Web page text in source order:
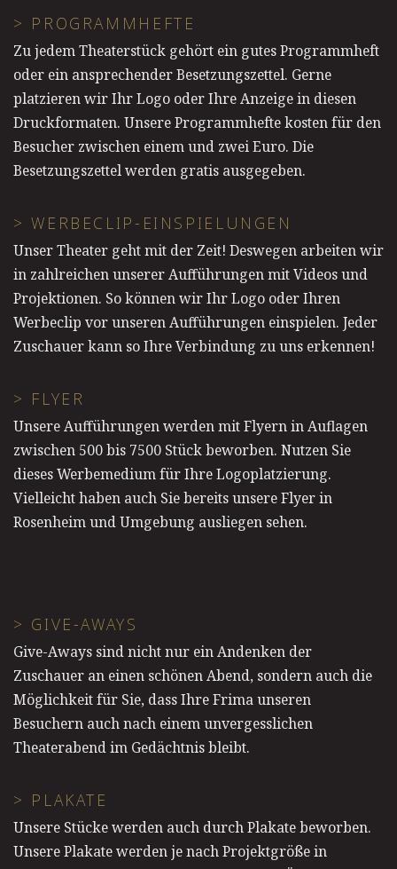
> PROGRAMMHEFTE
Zu jedem Theaterstück gehört ein gutes Programmheft
oder ein ansprechender Besetzungszettel. Gerne
platzieren wir Ihr Logo oder Ihre Anzeige in diesen
Druckformaten. Unsere Programmhefte kosten für den
Besucher zwischen einem und zwei Euro. Die
Besetzungszettel werden gratis ausgegeben.
> WERBECLIP-EINSPIELUNGEN
Unser Theater geht mit der Zeit! Deswegen arbeiten wir
in zahlreichen unserer Aufführungen mit Videos und
Projektionen. So können wir Ihr Logo oder Ihren
Werbeclip vor unseren Aufführungen einspielen. Jeder
Zuschauer kann so Ihre Verbindung zu uns erkennen!
> FLYER
Unsere Aufführungen werden mit Flyern in Auflagen
zwischen 500 bis 7500 Stück beworben. Nutzen Sie
dieses Werbemedium für Ihre Logoplatzierung.
Vielleicht haben auch Sie bereits unsere Flyer in
Rosenheim und Umgebung ausliegen sehen.
> GIVE-AWAYS
Give-Aways sind nicht nur ein Andenken der
Zuschauer an einen schönen Abend, sondern auch die
Möglichkeit für Sie, dass Ihre Frima unseren
Besuchern auch nach einem unvergesslichen
Theaterabend im Gedächtnis bleibt.
> PLAKATE
Unsere Stücke werden auch durch Plakate beworben.
Unsere Plakate werden je nach Projektgröße in